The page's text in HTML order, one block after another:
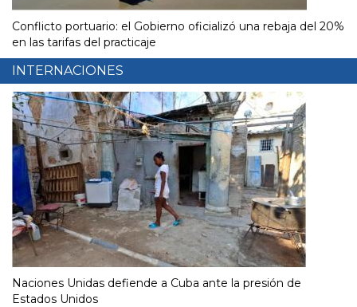
Conflicto portuario: el Gobierno oficializó una rebaja del 20%
en las tarifas del practicaje
INTERNACIONES
Naciones Unidas defiende a Cuba ante la presión de
Estados Unidos